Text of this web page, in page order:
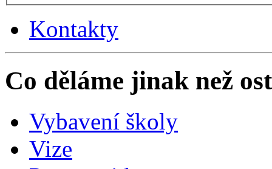
Kontakty
Co děláme jinak než
Vybavení školy
Vize